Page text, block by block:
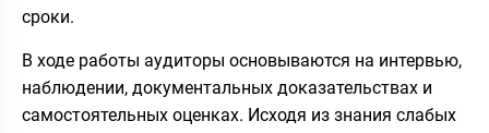
сроки.
В ходе работы аудиторы основываются на интервью,
наблюдении, документальных доказательствах и
самостоятельных оценках. Исходя из знания слабых